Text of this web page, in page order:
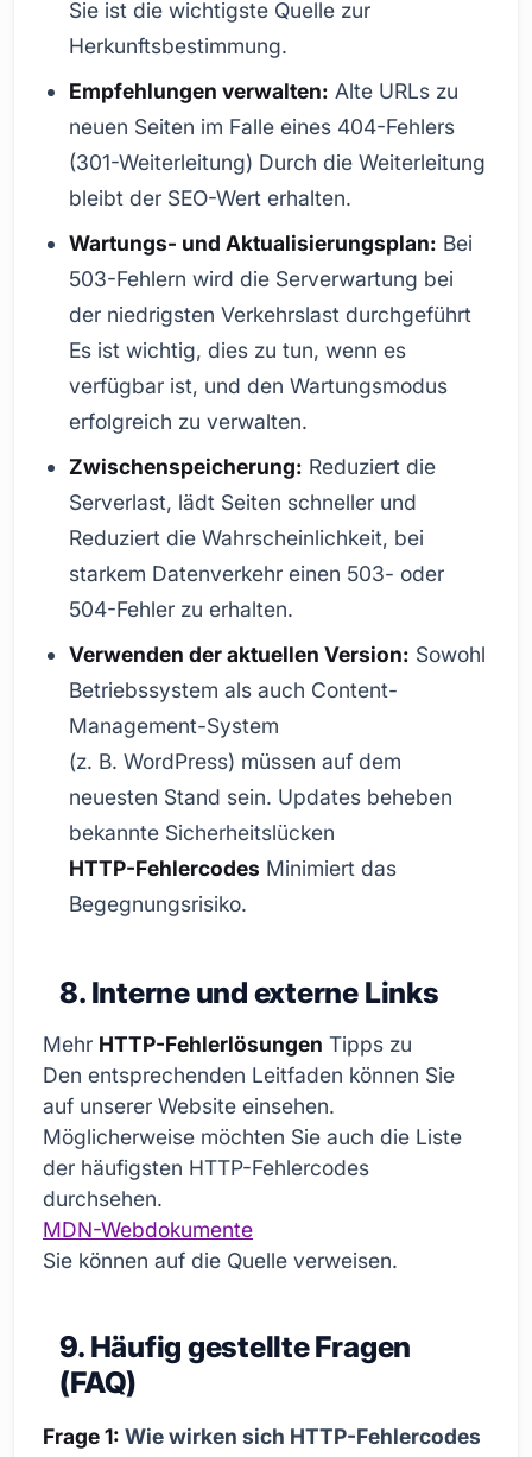
Sie ist die wichtigste Quelle zur
Herkunftsbestimmung.
Empfehlungen verwalten: Alte URLs zu
neuen Seiten im Falle eines 404-Fehlers
(301-Weiterleitung) Durch die Weiterleitung
bleibt der SEO-Wert erhalten.
Wartungs- und Aktualisierungsplan: Bei
503-Fehlern wird die Serverwartung bei
der niedrigsten Verkehrslast durchgeführt
Es ist wichtig, dies zu tun, wenn es
verfügbar ist, und den Wartungsmodus
erfolgreich zu verwalten.
Zwischenspeicherung: Reduziert die
Serverlast, lädt Seiten schneller und
Reduziert die Wahrscheinlichkeit, bei
starkem Datenverkehr einen 503- oder
504-Fehler zu erhalten.
Verwenden der aktuellen Version: Sowohl
Betriebssystem als auch Content-
Management-System
(z. B. WordPress) müssen auf dem
neuesten Stand sein. Updates beheben
bekannte Sicherheitslücken
HTTP-Fehlercodes Minimiert das
Begegnungsrisiko.
8. Interne und externe Links
Mehr HTTP-Fehlerlösungen Tipps zu
Den entsprechenden Leitfaden können Sie
auf unserer Website einsehen.
Möglicherweise möchten Sie auch die Liste
der häufigsten HTTP-Fehlercodes
durchsehen.
MDN-Webdokumente
Sie können auf die Quelle verweisen.
9. Häufig gestellte Fragen
(FAQ)
Frage 1: Wie wirken sich HTTP-Fehlercodes